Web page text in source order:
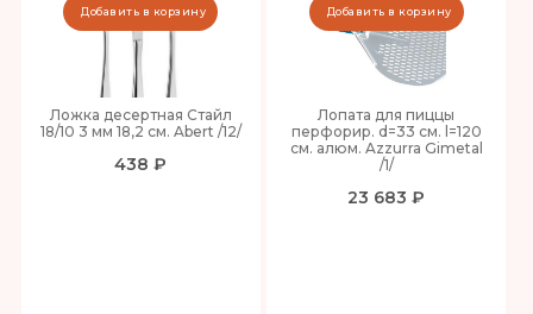
Ложка десертная Стайл
18/10 3 мм 18,2 см. Abert /12/
438 ₽
Добавить в корзину
Лопата для пиццы
перфорир. d=33 см. l=120
см. алюм. Azzurra Gimetal
/1/
23 683 ₽
Добавить в корзину